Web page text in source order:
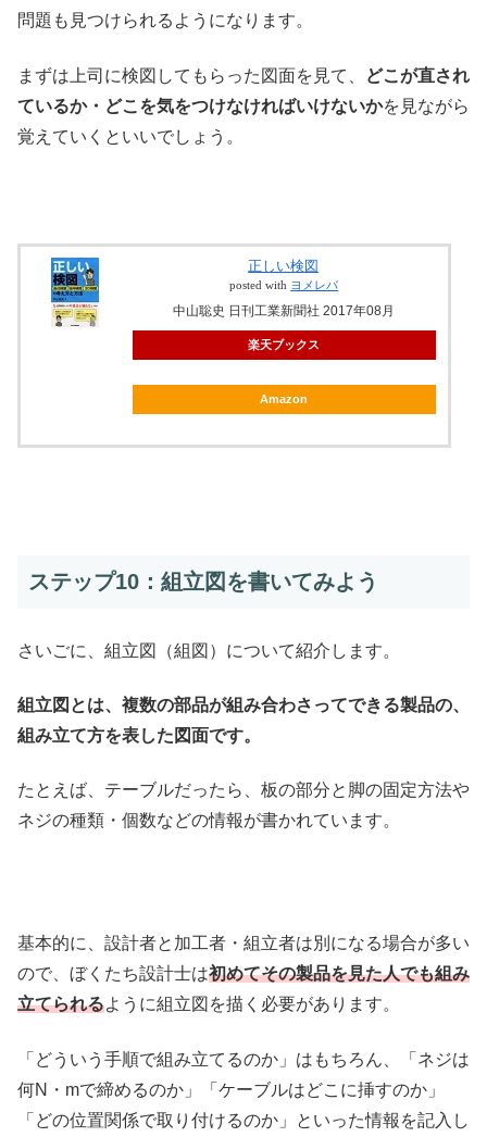
問題も見つけられるようになります。
まずは上司に検図してもらった図面を見て、
どこが直され
ているか・どこを気をつけなければいけないかを見ながら
覚えていくといいでしょう。
正しい検図
posted with ヨメレバ
中山聡史 日刊工業新聞社 2017年08月
楽天ブックス
Amazon
ステップ10：組立図を書いてみよう
さいごに、組立図（組図）について紹介します。
組立図とは、複数の部品が組み合わさってできる製品の、
組み立て方を表した図面です。
たとえば、テーブルだったら、板の部分と脚の固定方法や
ネジの種類・個数などの情報が書かれています。
基本的に、設計者と加工者・組立者は別になる場合が多い
ので、ぼくたち設計士は初めてその製品を見た人でも組み
立てられるように組立図を描く必要があります。
「どういう手順で組み立てるのか」はもちろん、「ネジは
何N・mで締めるのか」「ケーブルはどこに挿すのか」
「どの位置関係で取り付けるのか」といった情報を記入し